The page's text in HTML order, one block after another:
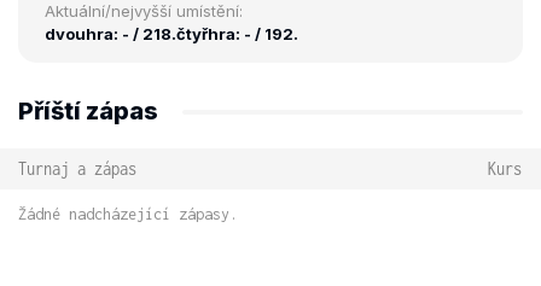
Aktuální/nejvyšší umístění:
dvouhra: - / 218.čtyřhra: - / 192.
Příští zápas
Turnaj a zápas Kurs
Žádné nadcházející zápasy.